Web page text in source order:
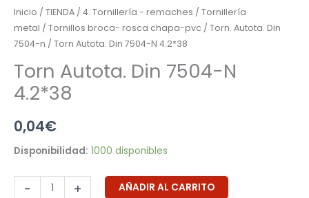
Inicio / TIENDA / 4. Tornillería - remaches / Tornillería
metal / Tornillos broca- rosca chapa-pvc / Torn. Autota. Din
7504-n / Torn Autota. Din 7504-N 4.2*38
Torn Autota. Din 7504-N
4.2*38
0,04€
Disponibilidad: 1000 disponibles
- + AÑADIR AL CARRITO